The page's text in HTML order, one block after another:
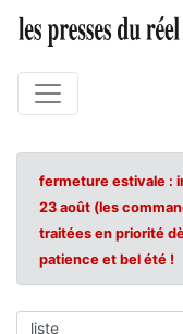
fermeture estivale :
23 août (les
traitées en priorité
patience et bel été !